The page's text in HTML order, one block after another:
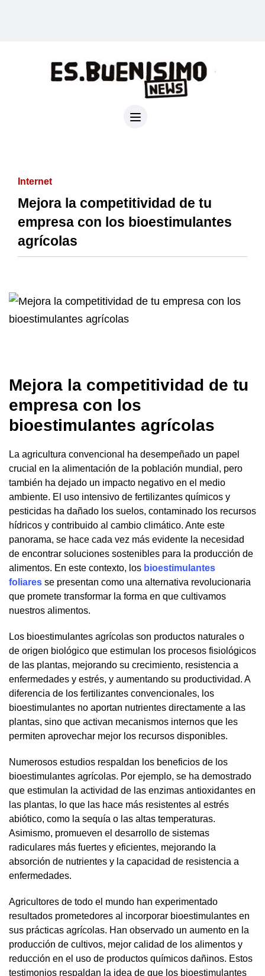
Internet
Mejora la competitividad de tu
empresa con los bioestimulantes
agrícolas
Mejora la competitividad de tu
empresa con los
bioestimulantes agrícolas
La agricultura convencional ha desempeñado un papel
crucial en la alimentación de la población mundial, pero
también ha dejado un impacto negativo en el medio
ambiente. El uso intensivo de fertilizantes químicos y
pesticidas ha dañado los suelos, contaminado los recursos
hídricos y contribuido al cambio climático. Ante este
panorama, se hace cada vez más evidente la necesidad
de encontrar soluciones sostenibles para la producción de
alimentos. En este contexto, los bioestimulantes
foliares se presentan como una alternativa revolucionaria
que promete transformar la forma en que cultivamos
nuestros alimentos.
Los bioestimulantes agrícolas son productos naturales o
de origen biológico que estimulan los procesos fisiológicos
de las plantas, mejorando su crecimiento, resistencia a
enfermedades y estrés, y aumentando su productividad. A
diferencia de los fertilizantes convencionales, los
bioestimulantes no aportan nutrientes directamente a las
plantas, sino que activan mecanismos internos que les
permiten aprovechar mejor los recursos disponibles.
Numerosos estudios respaldan los beneficios de los
bioestimulantes agrícolas. Por ejemplo, se ha demostrado
que estimulan la actividad de las enzimas antioxidantes en
las plantas, lo que las hace más resistentes al estrés
abiótico, como la sequía o las altas temperaturas.
Asimismo, promueven el desarrollo de sistemas
radiculares más fuertes y eficientes, mejorando la
absorción de nutrientes y la capacidad de resistencia a
enfermedades.
Agricultores de todo el mundo han experimentado
resultados prometedores al incorporar bioestimulantes en
sus prácticas agrícolas. Han observado un aumento en la
producción de cultivos, mejor calidad de los alimentos y
reducción en el uso de productos químicos dañinos. Estos
testimonios respaldan la idea de que los bioestimulantes